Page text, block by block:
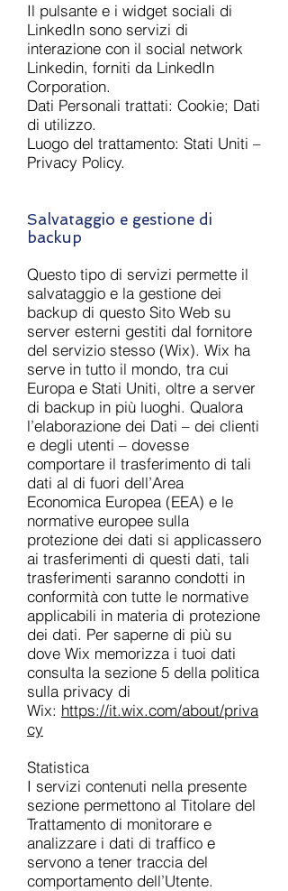
Il pulsante e i widget sociali di
LinkedIn sono servizi di
interazione con il social network
Linkedin, forniti da LinkedIn
Corporation.
Dati Personali trattati: Cookie; Dati
di utilizzo.
Luogo del trattamento: Stati Uniti –
Privacy Policy.
Salvataggio e gestione di
backup
Questo tipo di servizi permette il
salvataggio e la gestione dei
backup di questo Sito Web su
server esterni gestiti dal fornitore
del servizio stesso (Wix). Wix ha
serve in tutto il mondo, tra cui
Europa e Stati Uniti, oltre a server
di backup in più luoghi. Qualora
l’elaborazione dei Dati – dei clienti
e degli utenti – dovesse
comportare il trasferimento di tali
dati al di fuori dell’Area
Economica Europea (EEA) e le
normative europee sulla
protezione dei dati si applicassero
ai trasferimenti di questi dati, tali
trasferimenti saranno condotti in
conformità con tutte le normative
applicabili in materia di protezione
dei dati. Per saperne di più su
dove Wix memorizza i tuoi dati
consulta la sezione 5 della politica
sulla privacy di
Wix: https://it.wix.com/about/priva
cy
Statistica
I servizi contenuti nella presente
sezione permettono al Titolare del
Trattamento di monitorare e
analizzare i dati di traffico e
servono a tener traccia del
comportamento dell’Utente.